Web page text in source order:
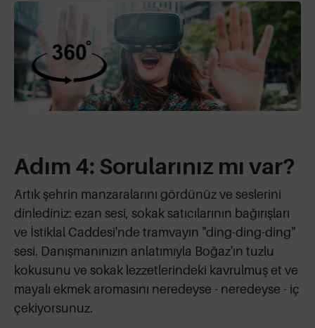
Adım 4: Sorularınız mı var?
Artık şehrin manzaralarını gördünüz ve seslerini
dinlediniz: ezan sesi, sokak satıcılarının bağırışları
ve İstiklal Caddesi'nde tramvayın "ding-ding-ding"
sesi. Danışmanınızın anlatımıyla Boğaz'ın tuzlu
kokusunu ve sokak lezzetlerindeki kavrulmuş et ve
mayalı ekmek aromasını neredeyse - neredeyse - iç
çekiyorsunuz.